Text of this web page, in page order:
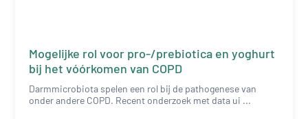
Mogelijke rol voor pro-/prebiotica en yoghurt
bij het vóórkomen van COPD
Darmmicrobiota spelen een rol bij de pathogenese van
onder andere COPD. Recent onderzoek met data ui ...